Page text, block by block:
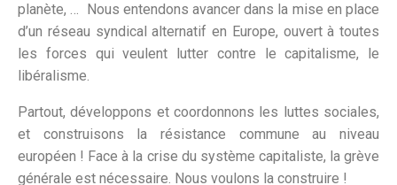
planète, … Nous entendons avancer dans la mise en place
d’un réseau syndical alternatif en Europe, ouvert à toutes
les forces qui veulent lutter contre le capitalisme, le
libéralisme.
Partout, développons et coordonnons les luttes sociales,
et construisons la résistance commune au niveau
européen ! Face à la crise du système capitaliste, la grève
générale est nécessaire. Nous voulons la construire !